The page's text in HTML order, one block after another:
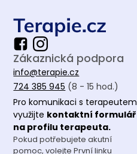
Zákaznická podpora
info@terapie.cz
724 385 945 (8 - 15 hod.)
Pro komunikaci s terapeutem
využijte kontaktní formulář
na profilu terapeuta.
Pokud potřebujete akutní
pomoc, volejte První linku